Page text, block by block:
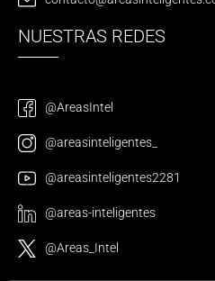
NUESTRAS REDES
@AreasIntel
@areasinteligentes_
@areasinteligentes2281
@areas-inteligentes
@Areas_Intel